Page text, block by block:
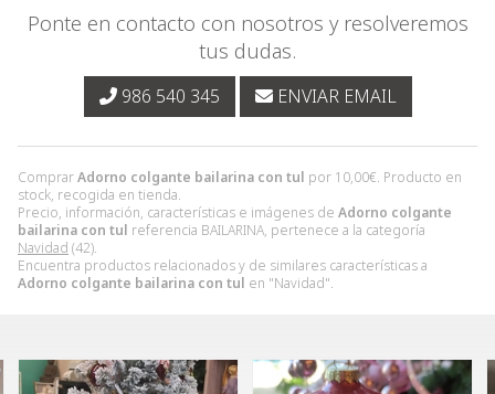
ComprarAdorno colgante bailarina con tul por 10,00€. Producto en
stock, recogida en tienda.
Precio, información, características e imágenes de Adorno colgante
bailarina con tul referencia BAILARINA, pertenece a la categoría
Navidad (42).
Encuentra productos relacionados y de similares características a
Adorno colgante bailarina con tul en "Navidad".
Ponte en contacto con nosotros y resolveremos
tus dudas.
986 540 345 ENVIAR EMAIL